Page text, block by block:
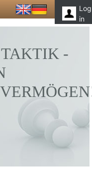
Log
in
-